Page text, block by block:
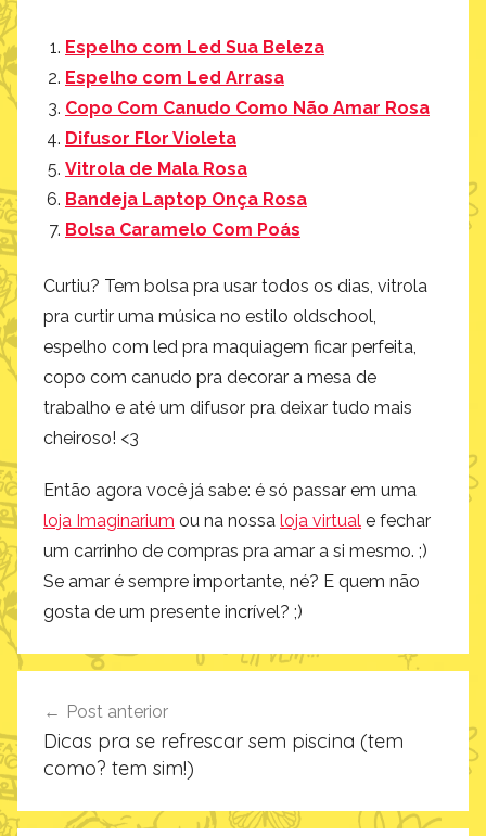
Espelho com Led Sua Beleza
Espelho com Led Arrasa
Copo Com Canudo Como Não Amar Rosa
Difusor Flor Violeta
Vitrola de Mala Rosa
Bandeja Laptop Onça Rosa
Bolsa Caramelo Com Poás
Curtiu? Tem bolsa pra usar todos os dias, vitrola
pra curtir uma música no estilo oldschool,
espelho com led pra maquiagem ficar perfeita,
copo com canudo pra decorar a mesa de
trabalho e até um difusor pra deixar tudo mais
cheiroso! <3
Então agora você já sabe: é só passar em uma
loja Imaginarium ou na nossa loja virtual e fechar
um carrinho de compras pra amar a si mesmo. ;)
Se amar é sempre importante, né? E quem não
gosta de um presente incrível? ;)
de
Post
Post anterior
Dicas pra se refrescar sem piscina (tem
como? tem sim!)